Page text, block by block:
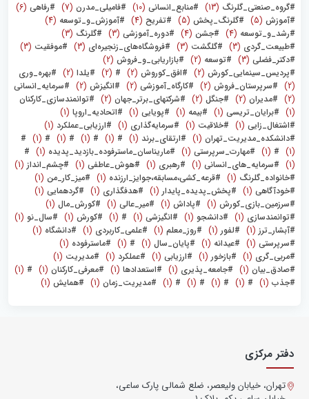
#گروه_صنعتی_گلرنگ (13) #منابع_انسانی (10) #فامیلی_مدرن (7) #رفاهی (6)
#آموزش (5) #گلرنگ_پخش (5) #تفریح (4) #آموزش_و_توسعه (4)
#رشد_و_توسعه (4) #جشن (4) #دوره_آموزشی (3) #گلرنگ (3)
#طبیعت_گردی (3) #گلگشت (3) #فروشگاه‌های_زنجیره‌ای (3) #موفقیت (3)
#دکتر_فضلی (3) #توسعه (2) #بازاریابی_و_فروش (2)
#پردیس_سینمایی_کورش (2) #افق_کوروش (2)
#
(2) #یلدا (2)
#بهره_وری
(2)
#سرپرستان_فروش (2) #کارگاه_آموزشی (2) #انگیزش (2)
#سرمایه_انسانی
(2)
#مدیران (2) #جنگل (2) #شرکتهای_برتر_جهان (2)
#توانمندسازی_کارکنان
(1)
#برایان_تریسی (1) #بیمه (1) #پویایی (1) #اتحادیه_اروپا (1)
#اشتغال_زایی (1) #خلاقیت (1) #سرمایه‌گذاری (1) #ارزیابی_عملکرد (1)
#دانشکده_مدیریت_تهران (1) #ارتقای_برند (1)
#
(1)
#
(1)
#
(1)
#
(1)
#
(1)
#
(1) #مهارت_سرپرستی (1) #ماریناسان_ماسترفوده_بازدید_پدیده (1)
#
(1)
#سرمایه_های_انسانی (1) #رهبری (1) #هوش_عاطفی (1) #چشم_انداز (1)
#خانواده_گلرنگ (1) #قرعه_کشی،مسابقه،جوایز_ارزنده (1) #میز_کار_من (1)
#خودآگاهی (1) #پخش_پدیده_پایدار (1) #هدفگذاری (1) #گردهمایی (1)
#سرزمین_بازی_کورش (1) #پاداش (1) #میر_عالی (1) #کورش‌_مال (1)
#توانمندسازی (1) #دانشجو (1) #انگیزشی (1)
#
(1) #کورش (1) #سال_نو (1)
#آبشار_ترز (1) #لفور (1) #روز_معلم (1) #علمی_کاربردی (1) #دانشگاه (1)
#سرپرستی (1) #عیدانه (1) #پایان_سال (1)
#
(1) #ماسترفوده (1)
#مربی_گری (1) #بازخور (1) #ارزیابی (1) #عملکرد (1) #مدیریت (1)
#صادق_بیان (1) #جامعه_پذیری (1) #استعدادها (1) #معرفی_کارکنان (1)
#
(1)
#جذب (1)
#
(1)
#
(1)
#
(1)
#
(1) #مدیریت_زمان (1) #همایش (1)
دفتر مرکزی
تهران، خیابان ولیعصر، ضلع شمالی پارک ساعی،